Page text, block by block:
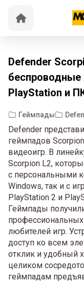
Defender
PlayStation и
Геймпады
Defender
геймпадов
видеоигр. В
Scorpion L2,
с персональными
Windows, так и с
PlayStation 2 и
Геймпады
любителей игр.
доступ ко всем
отклик и удобный
целиком
геймпадам